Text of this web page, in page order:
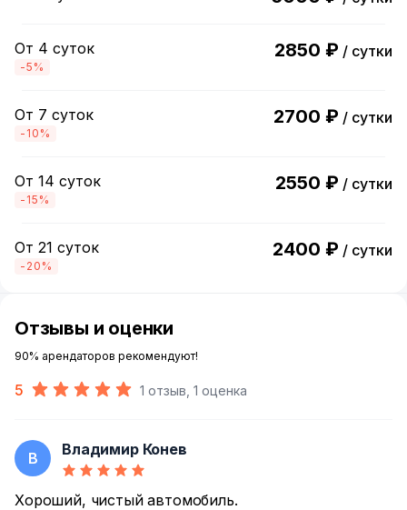
От 4 суток
-5%
2850 ₽ / сутки
От 7 суток
-10%
2700 ₽ / сутки
От 14 суток
-15%
2550 ₽ / сутки
От 21 суток
-20%
2400 ₽ / сутки
Отзывы и оценки
90% арендаторов рекомендуют!
5 1 отзыв, 1 оценка
В Владимир Конев
Хороший, чистый автомобиль.